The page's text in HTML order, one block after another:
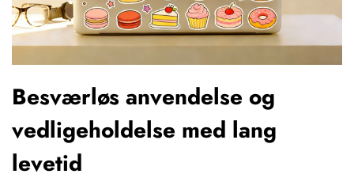
Besværløs anvendelse og
vedligeholdelse med lang
levetid